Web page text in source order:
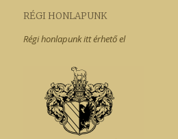
RÉGI HONLAPUNK
Régi honlapunk itt érhető el